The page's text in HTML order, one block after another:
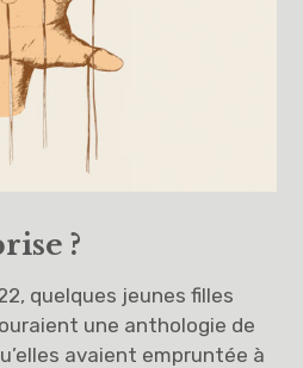
et à la citoyenneté
?
quelques jeunes filles
une anthologie de
avaient empruntée à